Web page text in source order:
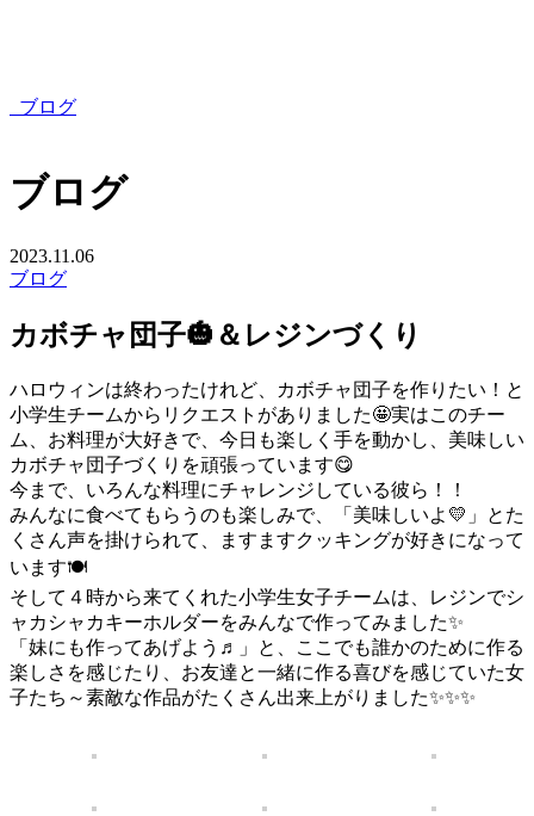
ブログ
ブログ
2023.11.06
ブログ
カボチャ団子🎃＆レジンづくり
ハロウィンは終わったけれど、カボチャ団子を作りたい！と
小学生チームからリクエストがありました🤩実はこのチー
ム、お料理が大好きで、今日も楽しく手を動かし、美味しい
カボチャ団子づくりを頑張っています😋
今まで、いろんな料理にチャレンジしている彼ら！！
みんなに食べてもらうのも楽しみで、「美味しいよ💛」とた
くさん声を掛けられて、ますますクッキングが好きになって
います🍽️
そして４時から来てくれた小学生女子チームは、レジンでシ
ャカシャカキーホルダーをみんなで作ってみました✨
「妹にも作ってあげよう♬」と、ここでも誰かのために作る
楽しさを感じたり、お友達と一緒に作る喜びを感じていた女
子たち～素敵な作品がたくさん出来上がりました✨✨✨